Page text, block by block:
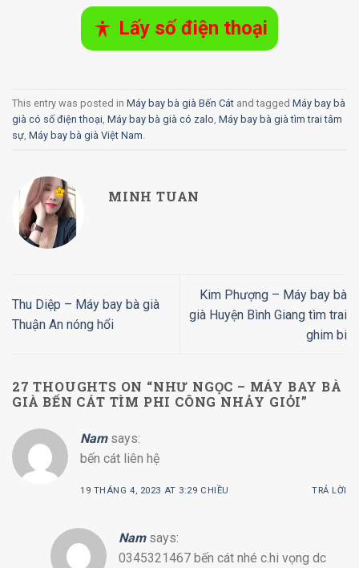
Lấy số điện thoại
This entry was posted in Máy bay bà già Bến Cát and tagged Máy bay bà
già có số điện thoại Máy bay bà già có zalo Máy bay bà già tìm trai tâm
sự Máy bay bà già Việt Nam
MINH TUAN
Thu Diệp – Máy bay bà già
Thuận An nóng hổi
Kim Phượng – Máy bay bà
già Huyện Bình Giang tìm trai
ghim bi
27 THOUGHTS ON “NHƯ NGỌC – MÁY BAY BÀ
GIÀ BẾN CÁT TÌM PHI CÔNG NHẢY GIỎI”
Nam says:
bến cát liên hệ
19 THÁNG 4, 2023 AT 3:29 CHIỀU TRẢ LỜI
Nam says:
0345321467 bến cát nhé c.hi vọng dc